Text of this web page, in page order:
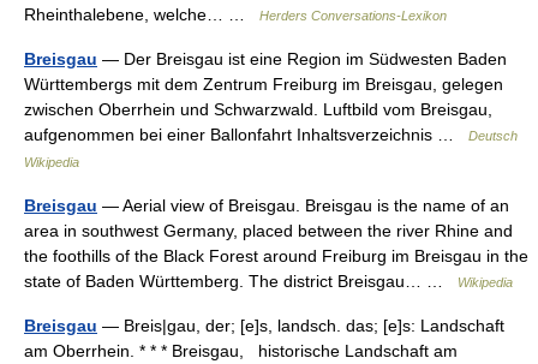
Rheinthalebene, welche… …
Herders Conversations-Lexikon
Breisgau — Der Breisgau ist eine Region im Südwesten Baden
Württembergs mit dem Zentrum Freiburg im Breisgau, gelegen
zwischen Oberrhein und Schwarzwald. Luftbild vom Breisgau,
aufgenommen bei einer Ballonfahrt Inhaltsverzeichnis …
Deutsch
Wikipedia
Breisgau — Aerial view of Breisgau. Breisgau is the name of an
area in southwest Germany, placed between the river Rhine and
the foothills of the Black Forest around Freiburg im Breisgau in the
state of Baden Württemberg. The district Breisgau… …
Wikipedia
Breisgau — Breis|gau, der; [e]s, landsch. das; [e]s: Landschaft
am Oberrhein. * * * Breisgau, historische Landschaft am